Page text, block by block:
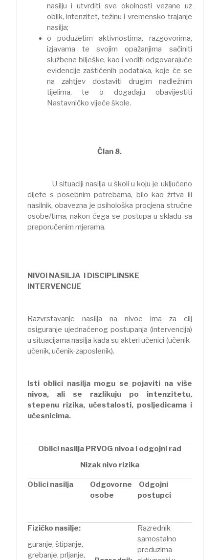
nasilju i utvrditi sve okolnosti vezane uz
oblik, intenzitet, težinu i vremensko trajanje
nasilja;
o poduzetim aktivnostima, razgovorima,
izjavama te svojim opažanjima sačiniti
službene bilješke, kao i voditi odgovarajuće
evidencije zaštićenih podataka, koje će se
na zahtjev dostaviti drugim nadležnim
tijelima, te o događaju obavijestiti
Nastavničko vijeće škole.
Član 8.
U situaciji nasilja u školi u koju je uključeno
dijete s posebnim potrebama, bilo kao žrtva ili
nasilnik, obavezna je psihološka procjena stručne
osobe/tima, nakon čega se postupa u skladu sa
preporučenim mjerama.
NIVOI NASILJA I DISCIPLINSKE
INTERVENCIJE
Razvrstavanje nasilja na nivoe ima za cilj
osiguranje ujednačenog postupanja (intervencija)
u situacijama nasilja kada su akteri učenici (učenik-
učenik, učenik-zaposlenik).
Isti oblici nasilja mogu se pojaviti na više
nivoa, ali se razlikuju po intenzitetu,
stepenu rizika, učestalosti, posljedicama i
učesnicima.
Oblici nasilja PRVOG nivoa i odgojni rad
Nizak nivo rizika
Oblici nasilja
Odgovorne
osobe
Odgojni
postupci
Fizičko nasilje:
guranje, štipanje,
grebanje, prljanje,
Razrednik
samostalno
preduzima